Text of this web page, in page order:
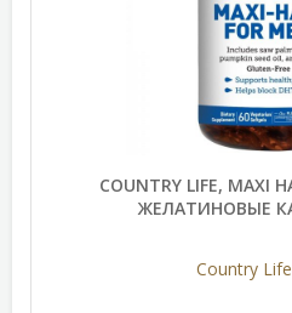
COUNTRY LIFE,
ЖЕЛАТИНОВЫЕ
Country